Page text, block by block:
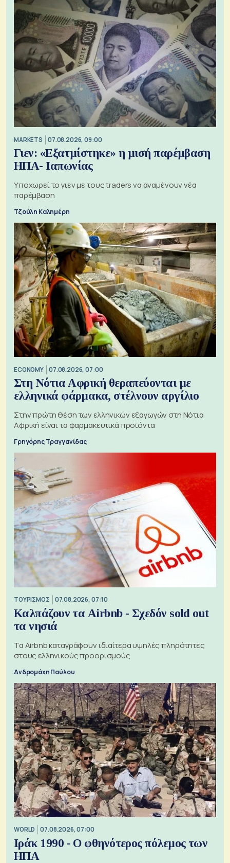
MARKETS 07.08.2026, 09:00
Γιεν: «Εξατμίστηκε» η μισή παρέμβαση
ΗΠΑ- Ιαπωνίας
Υποχωρεί το γιεν με τους traders να αναμένουν νέα
παρέμβαση
Τζούλη Καλημέρη
ECONOMY 07.08.2026, 07:00
Στη Νότια Αφρική θεραπεύονται με
ελληνικά φάρμακα, στέλνουν αργίλιο
Στην πρώτη θέση των ελληνικών εξαγωγών στη Νότια
Αφρική είναι τα φαρμακευτικά προϊόντα
Γρηγόρης Τραγγανίδας
ΤΟΥΡΙΣΜΟΣ 07.08.2026, 07:10
Καλπάζουν τα Airbnb - Σχεδόν sold out
τα νησιά
Τα Airbnb καταγράφουν ιδιαίτερα υψηλές πληρότητες
στους ελληνικούς προορισμούς
Ανδρομάχη Παύλου
WORLD 07.08.2026, 07:00
Ιράκ 1990 - Ο φθηνότερος πόλεμος των
ΗΠΑ